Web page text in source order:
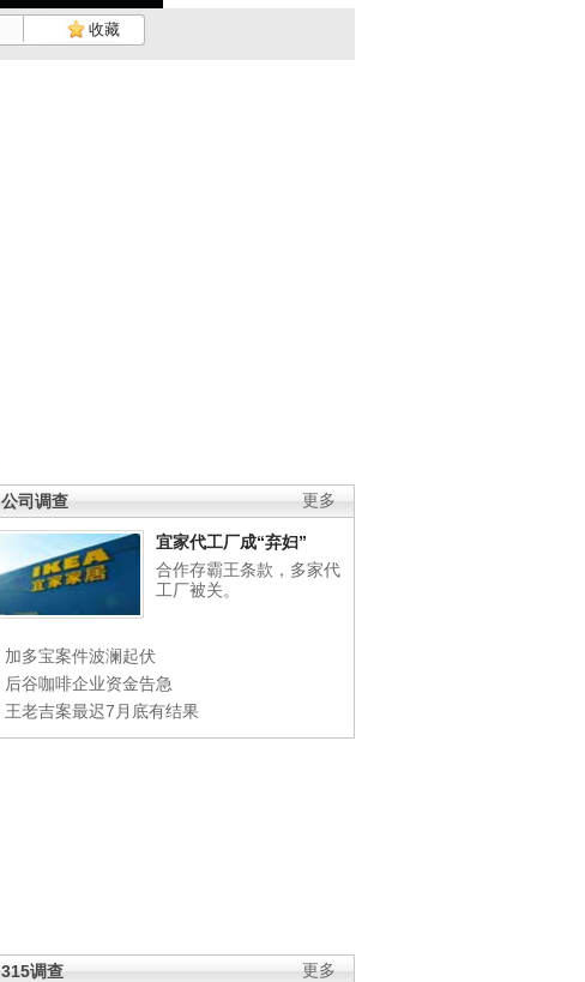
收藏
更多
公司调查
宜家代工厂成“弃妇”
合作存霸王条款，多家代
工厂被关。
加多宝案件波澜起伏
后谷咖啡企业资金告急
王老吉案最迟7月底有结果
更多
315调查